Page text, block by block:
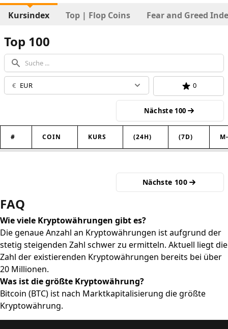
Kursindex Top | Flop Coins Fear and Greed
Top 100
€ EUR 0
Nächste 100
# COIN KURS (24H) (7D)
Nächste 100
FAQ
Wie viele Kryptowährungen gibt es?
Die genaue Anzahl an Kryptowährungen ist aufgrund der
stetig steigenden Zahl schwer zu ermitteln. Aktuell liegt die
Zahl der existierenden Kryptowährungen bereits bei über
20 Millionen.
Was ist die größte Kryptowährung?
Bitcoin (BTC) ist nach Marktkapitalisierung die größte
Kryptowährung.